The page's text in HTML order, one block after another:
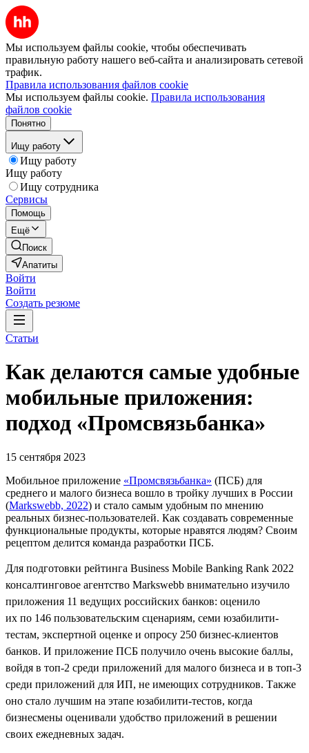
Мы используем файлы cookie, чтобы обеспечивать
правильную работу нашего веб-сайта и анализировать сетевой
трафик.
Правила использования файлов cookie
Мы используем файлы cookie. Правила использования
файлов cookie
Понятно
Ищу работу
Ищу работу
Ищу работу
Ищу сотрудника
Сервисы
Помощь
Ещё
Поиск
Апатиты
Войти
Войти
Создать резюме
Статьи
Как делаются самые удобные
мобильные приложения:
подход «Промсвязьбанка»
15 сентября 2023
Мобильное приложение «Промсвязьбанка» (ПСБ) для
среднего и малого бизнеса вошло в тройку лучших в России
(Markswebb, 2022) и стало самым удобным по мнению
реальных бизнес-пользователей. Как создавать современные
функциональные продукты, которые нравятся людям? Своим
рецептом делится команда разработки ПСБ.
Для подготовки рейтинга Business Mobile Banking Rank 2022
консалтинговое агентство Markswebb внимательно изучило
приложения 11 ведущих российских банков: оценило
их по 146 пользовательским сценариям, семи юзабилити-
тестам, экспертной оценке и опросу 250 бизнес-клиентов
банков. И приложение ПСБ получило очень высокие баллы,
войдя в топ-2 среди приложений для малого бизнеса и в топ-3
среди приложений для ИП, не имеющих сотрудников. Также
оно стало лучшим на этапе юзабилити-тестов, когда
бизнесмены оценивали удобство приложений в решении
своих ежедневных задач.